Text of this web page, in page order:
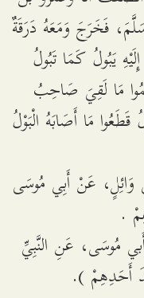
فَخَرَجَ وَمَعَهُ دَرَقَةٌ
يَبُولُ كَمَا تَبُولُ
مَا لَقِيَ صَاحِبُ
قَطَعُوا مَا أَصَابَهُ الْبَوْلُ
وَائِلٍ، عَنْ أَبِي مُوسَى
.
مُوسَى، عَنِ النَّبِيِّ
أَحَدِهِمْ ).